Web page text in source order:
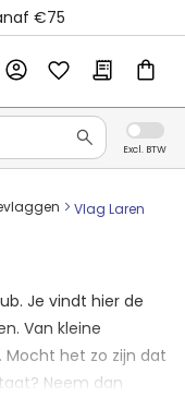
€75
Vlag Laren
Je vindt hier de
Van kleine
Mocht het zo zijn dat
Neem dan